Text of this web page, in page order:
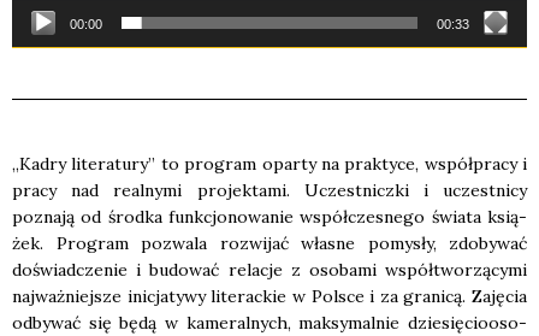
00:00 00:33
„Kadry lite­ra­tu­ry” to pro­gram opar­ty na prak­ty­ce, współ­pra­cy i
pra­cy nad real­ny­mi pro­jek­ta­mi. Uczest­nicz­ki i uczest­ni­cy
pozna­ją od środ­ka funk­cjo­no­wa­nie współ­cze­sne­go świa­ta ksią­
żek. Pro­gram pozwa­la roz­wi­jać wła­sne pomy­sły, zdo­by­wać
doświad­cze­nie i budo­wać rela­cje z oso­ba­mi współ­two­rzą­cy­mi
naj­waż­niej­sze ini­cja­ty­wy lite­rac­kie w Pol­sce i za gra­ni­cą. Zaję­cia
odby­wać się będą w kame­ral­nych, mak­sy­mal­nie dzie­się­cio­oso­